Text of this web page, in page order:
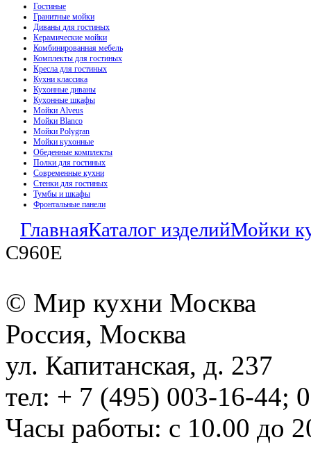
Гостиные
Гранитные мойки
Диваны для гостиных
Керамические мойки
Комбинированная мебель
Комплекты для гостиных
Кресла для гостиных
Кухни классика
Кухонные диваны
Кухонные шкафы
Мойки Alveus
Мойки Blanco
Мойки Polygran
Мойки кухонные
Обеденные комплекты
Полки для гостиных
Современные кухни
Стенки для гостиных
Тумбы и шкафы
Фронтальные панели
ГлавнаяКаталог изделийМойки
C960E
© Мир кухни Москва
Россия, Москва
ул. Капитанская, д. 237
тел: + 7 (495) 003-16-44;
Часы работы: с 10.00 до